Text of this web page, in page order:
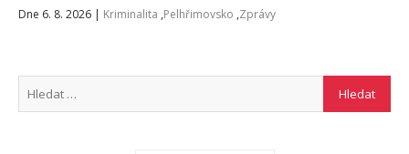
Dne 6. 8. 2026 | Kriminalita ,Pelhřimovsko ,Zprávy